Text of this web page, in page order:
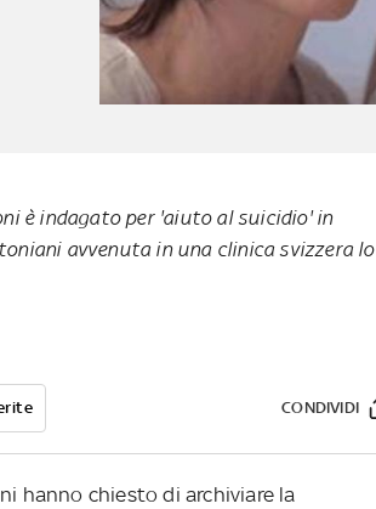
è indagato per 'aiuto al suicidio' in
avvenuta in una clinica svizzera lo
CONDIVIDI
hanno chiesto di archiviare la